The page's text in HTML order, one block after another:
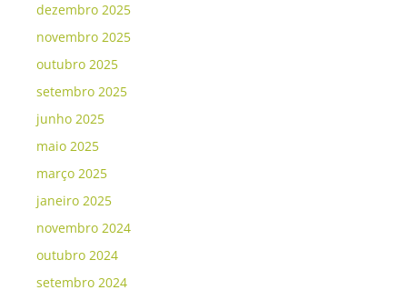
dezembro 2025
novembro 2025
outubro 2025
setembro 2025
junho 2025
maio 2025
março 2025
janeiro 2025
novembro 2024
outubro 2024
setembro 2024